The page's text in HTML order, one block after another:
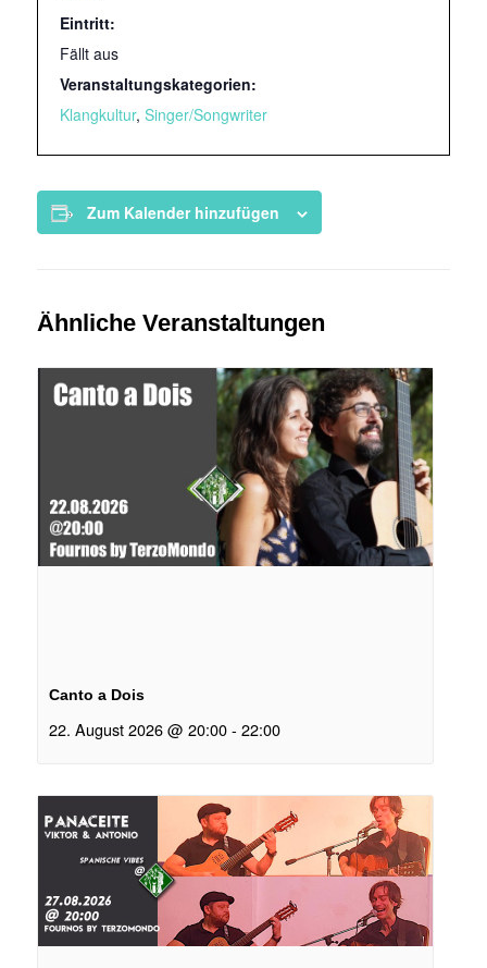
Eintritt:
Fällt aus
Veranstaltungskategorien:
Klangkultur, Singer/Songwriter
Zum Kalender hinzufügen
Ähnliche Veranstaltungen
Canto a Dois
22. August 2026 @ 20:00 - 22:00